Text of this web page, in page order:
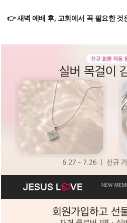
👉 새벽 예배 후, 교회에서 꼭 필요한 것